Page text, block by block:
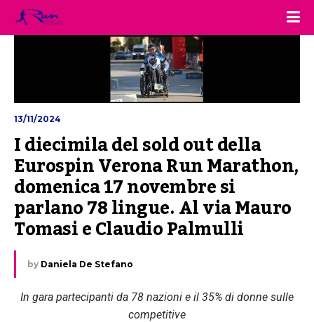
13/11/2024
I diecimila del sold out della
Eurospin Verona Run Marathon,
domenica 17 novembre si
parlano 78 lingue. Al via Mauro
Tomasi e Claudio Palmulli
by Daniela De Stefano
In gara partecipanti da 78 nazioni e il 35% di donne sulle
competitive